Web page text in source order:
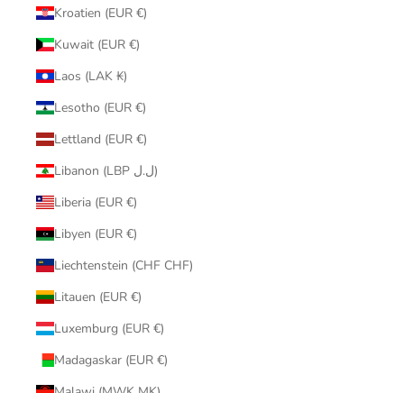
Kroatien (EUR €)
Kuwait (EUR €)
Laos (LAK ₭)
Lesotho (EUR €)
Lettland (EUR €)
Libanon (LBP ل.ل)
Liberia (EUR €)
Libyen (EUR €)
Liechtenstein (CHF CHF)
Litauen (EUR €)
Luxemburg (EUR €)
Madagaskar (EUR €)